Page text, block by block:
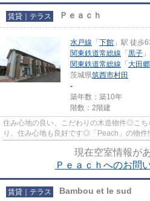
賃貸｜テラス Ｐｅａｃｈ
水戸線 「 下館 」駅 徒歩
関東鉄道常総線 「 黒子
関東鉄道常総線 「 大田郷
茨城県筑西市村田
-
築年数：築10年
階数：2階建
住み心地の良い、こだわりの木造物件◎こ
り、住み心地も良好です◎「Peach」の物
現在空室情報が
Ｐｅａｃｈへのお問
賃貸｜テラス Bambou et le sud